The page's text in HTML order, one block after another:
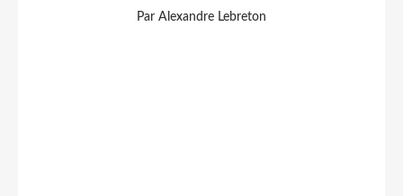
Par Alexandre Lebreton